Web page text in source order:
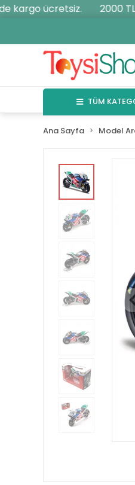
ücretsiz. 2000 TL
TÜM
Ana Sayfa Model